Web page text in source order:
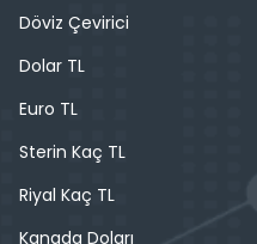
Döviz Çevirici
Dolar TL
Euro TL
Sterin Kaç TL
Riyal Kaç TL
Kanada Doları